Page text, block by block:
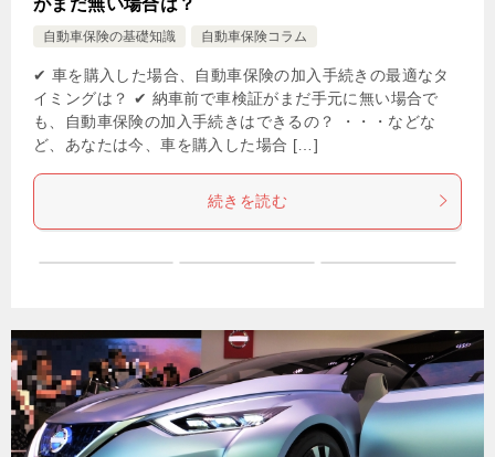
自動車保険の基礎知識 自動車保険コラム
✔ 車を購入した場合、自動車保険の加入手続きの最適なタ
イミングは？ ✔ 納車前で車検証がまだ手元に無い場合で
も、自動車保険の加入手続きはできるの？ ・・・などな
ど、あなたは今、車を購入した場合 […]
続きを読む